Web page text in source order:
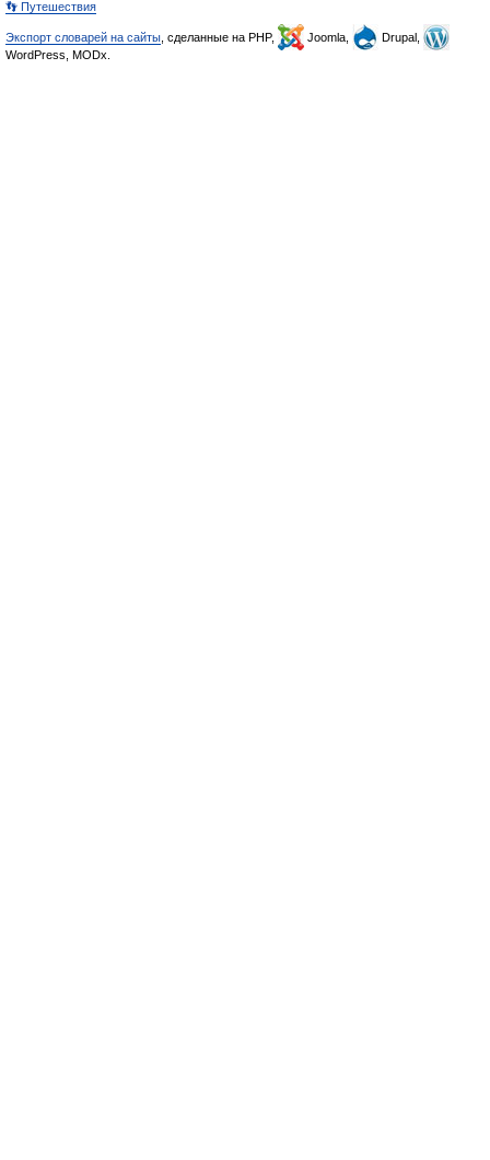
👣 Путешествия
Экспорт словарей на сайты , сделанные на PHP, Joomla,
Drupal,
WordPress, MODx.